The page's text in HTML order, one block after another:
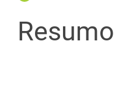
artigo
Resumo